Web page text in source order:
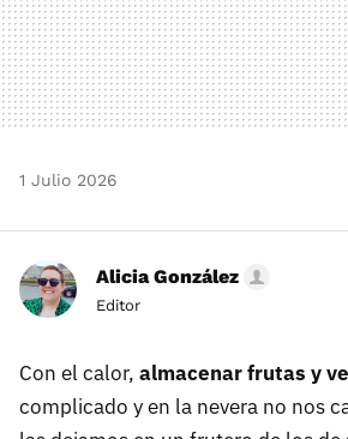
1 Julio 2026
Alicia González
Editor
Con el calor, almacenar frutas y
complicado y en la nevera no nos